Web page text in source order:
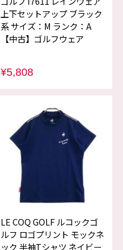
上下セットアップ ブラック
系 サイズ：M ランク：A
【中古】ゴルフウェア
¥5,808
LE COQ GOLF ルコックゴ
ルフ ロゴプリント モックネ
ック 半袖Tシャツ ネイビー